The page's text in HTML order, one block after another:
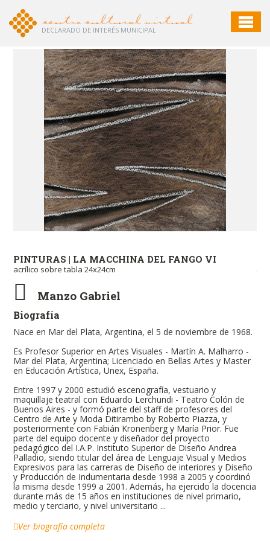
DECLARADO DE INTERÉS MUNICIPAL
PINTURAS | LA MACCHINA DEL FANGO VI
acrílico sobre tabla 24x24cm
Manzo Gabriel
Biografía
Nace en Mar del Plata, Argentina, el 5 de noviembre de 1968.
Es Profesor Superior en Artes Visuales - Martín A. Malharro -
Mar del Plata, Argentina; Licenciado en Bellas Artes y Master
en Educación Artística, Unex, España.
Entre 1997 y 2000 estudió escenografía, vestuario y
maquillaje teatral con Eduardo Lerchundi - Teatro Colón de
Buenos Aires - y formó parte del staff de profesores del
Centro de Arte y Moda Ditirambo by Roberto Piazza, y
posteriormente con Fabián Kronenberg y María Prior. Fue
parte del equipo docente y diseñador del proyecto
pedagógico del I.A.P. Instituto Superior de Diseño Andrea
Palladio, siendo titular del área de Lenguaje Visual y Medios
Expresivos para las carreras de Diseño de interiores y Diseño
y Producción de Indumentaria desde 1998 a 2005 y coordinó
la misma desde 1999 a 2001. Además, ha ejercido la docencia
durante más de 15 años en instituciones de nivel primario,
medio y terciario, y nivel universitario ...
Ver biografía completa